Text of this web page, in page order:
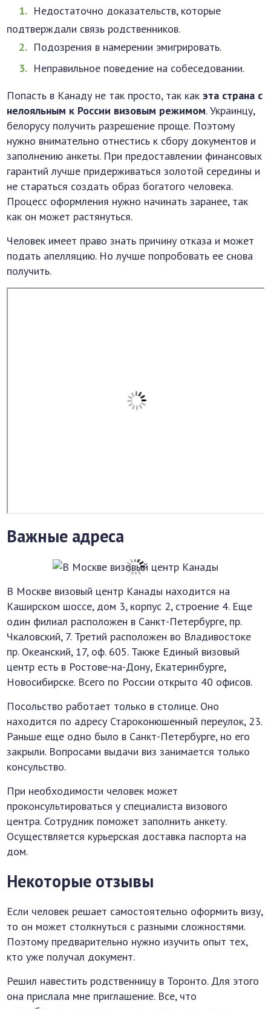
Недостаточно доказательств, которые
подтверждали связь родственников.
Подозрения в намерении эмигрировать.
Неправильное поведение на собеседовании.
Попасть в Канаду не так просто, так какэта страна с
нелояльным к России визовым режимом. Украинцу,
белорусу получить разрешение проще. Поэтому
нужно внимательно отнестись к сбору документов и
заполнению анкеты. При предоставлении финансовых
гарантий лучше придерживаться золотой середины и
не стараться создать образ богатого человека.
Процесс оформления нужно начинать заранее, так
как он может растянуться.
Человек имеет право знать причину отказа и может
подать апелляцию. Но лучше попробовать ее снова
получить.
Важные адреса
В Москве визовый центр Канады находится на
Каширском шоссе, дом 3, корпус 2, строение 4. Еще
один филиал расположен в Санкт-Петербурге, пр.
Чкаловский, 7. Третий расположен во Владивостоке
пр. Океанский, 17, оф. 605. Также Единый визовый
центр есть в Ростове-на-Дону, Екатеринбурге,
Новосибирске. Всего по России открыто 40 офисов.
Посольство работает только в столице. Оно
находится по адресу Староконюшенный переулок, 23.
Раньше еще одно было в Санкт-Петербурге, но его
закрыли. Вопросами выдачи виз занимается только
консульство.
При необходимости человек может
проконсультироваться у специалиста визового
центра. Сотрудник поможет заполнить анкету.
Осуществляется курьерская доставка паспорта на
дом.
Некоторые отзывы
Если человек решает самостоятельно оформить визу,
то он может столкнуться с разными сложностями.
Поэтому предварительно нужно изучить опыт тех,
кто уже получал документ.
Решил навестить родственницу в Торонто. Для этого
она прислала мне приглашение. Все, что